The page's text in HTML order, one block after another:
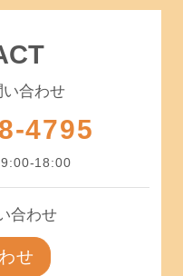
合わせ
4795
9:00-18:00
合わせ
せ